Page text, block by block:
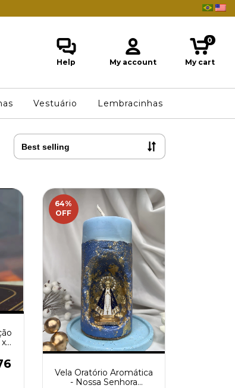
Help My account My cart
0
Vestuário Lembracinhas
64%
OFF
Vela Oratório Aromática
- Nossa Senhora